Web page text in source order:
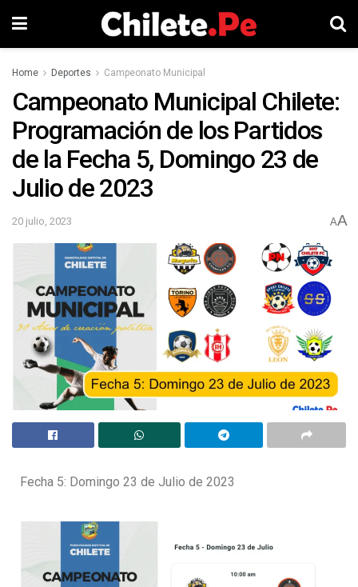
Home Deportes Campeonato Municipal
Campeonato Municipal Chilete:
Programación de los Partidos
de la Fecha 5, Domingo 23 de
Julio de 2023
20 julio, 2023 AA
Fecha 5: Domingo 23 de Julio de 2023